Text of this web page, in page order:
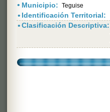
• Municipio: Teguise
• Identificación Territorial:
•Clasificación Descriptiva: